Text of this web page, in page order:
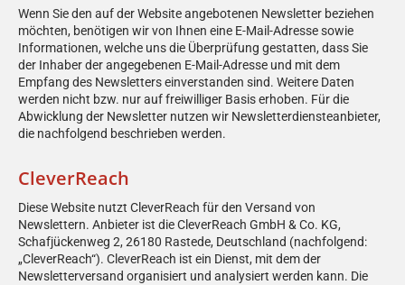
Wenn Sie den auf der Website angebotenen Newsletter beziehen
möchten, benötigen wir von Ihnen eine E-Mail-Adresse sowie
Informationen, welche uns die Überprüfung gestatten, dass Sie
der Inhaber der angegebenen E-Mail-Adresse und mit dem
Empfang des Newsletters einverstanden sind. Weitere Daten
werden nicht bzw. nur auf freiwilliger Basis erhoben. Für die
Abwicklung der Newsletter nutzen wir Newsletterdiensteanbieter,
die nachfolgend beschrieben werden.
CleverReach
Diese Website nutzt CleverReach für den Versand von
Newslettern. Anbieter ist die CleverReach GmbH & Co. KG,
Schafjückenweg 2, 26180 Rastede, Deutschland (nachfolgend:
„CleverReach“). CleverReach ist ein Dienst, mit dem der
Newsletterversand organisiert und analysiert werden kann. Die